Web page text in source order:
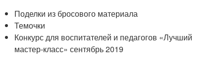
Поделки из бросового материала
Темочки
Конкурс для воспитателей и педагогов «Лучший
мастер-класс» сентябрь 2019